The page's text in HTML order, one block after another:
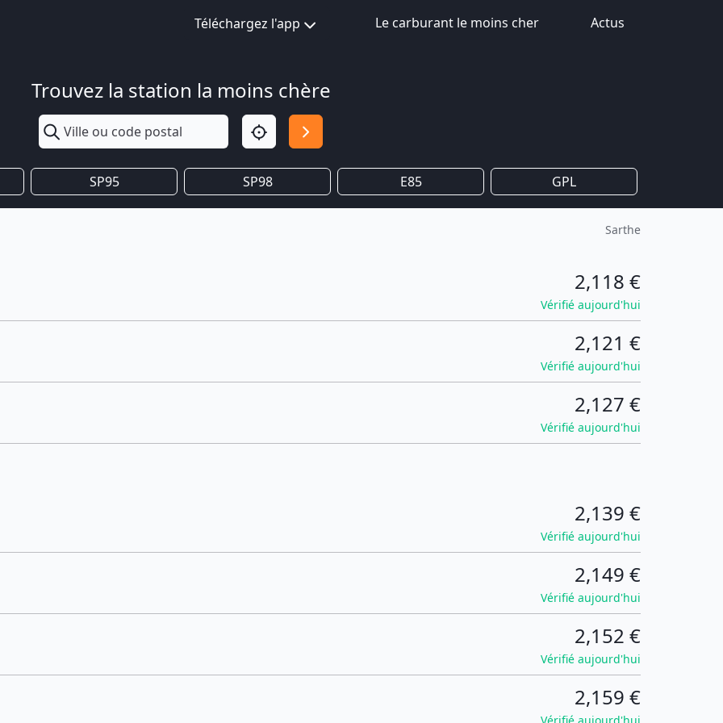
Téléchargez l'app Le carburant le moins cher Actus
Trouvez la station la moins chère
SP95 SP98 E85 GPL
Sarthe
2,118 €
Vérifié aujourd'hui
2,121 €
Vérifié aujourd'hui
2,127 €
Vérifié aujourd'hui
2,139 €
Vérifié aujourd'hui
2,149 €
Vérifié aujourd'hui
2,152 €
Vérifié aujourd'hui
2,159 €